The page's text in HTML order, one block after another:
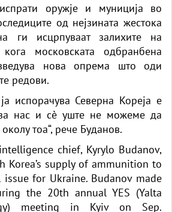
оружје и муниција во
од нејзината жестока
ги исцрпуваат залихите на
московската одбранбена
нова опрема што оди
редови.
испорачува Северна Кореја е
нас и сè уште не можеме да
тоа“, рече Буданов.
chief, Kyrylo Budanov,
Korea’s supply of ammunition to
for Ukraine. Budanov made
the 20th annual YES (Yalta
meeting in Kyiv on Sep.